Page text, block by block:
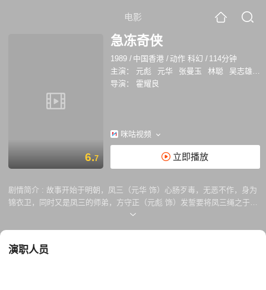
电影
6.7
急冻奇侠
1989 / 中国香港 / 动作 科幻 / 114分钟
主演：
元彪 元华 张曼玉 林聪 吴志雄
导演：
霍耀良
咪咕视频
立即播放
剧情简介 : 故事开始于明朝，凤三（元华 饰）心肠歹毒，无恶不作，身为
锦衣卫，同时又是凤三的师弟，方守正（元彪 饰）发誓要将凤三绳之于
法。然而，凤三此人诡计多端，甚至想要偷取能够扭转时空的黑玉佛，借
美国研究，然而，途中一场意外却令两人死而复生。方守正于机缘巧合之
演职人员